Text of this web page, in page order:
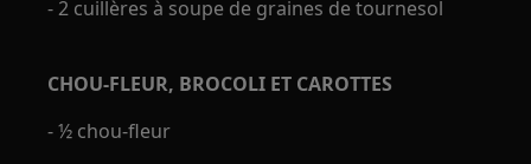
- 2 cuillères à soupe de graines de tournesol
CHOU-FLEUR, BROCOLI ET CAROTTES
- ½ chou-fleur